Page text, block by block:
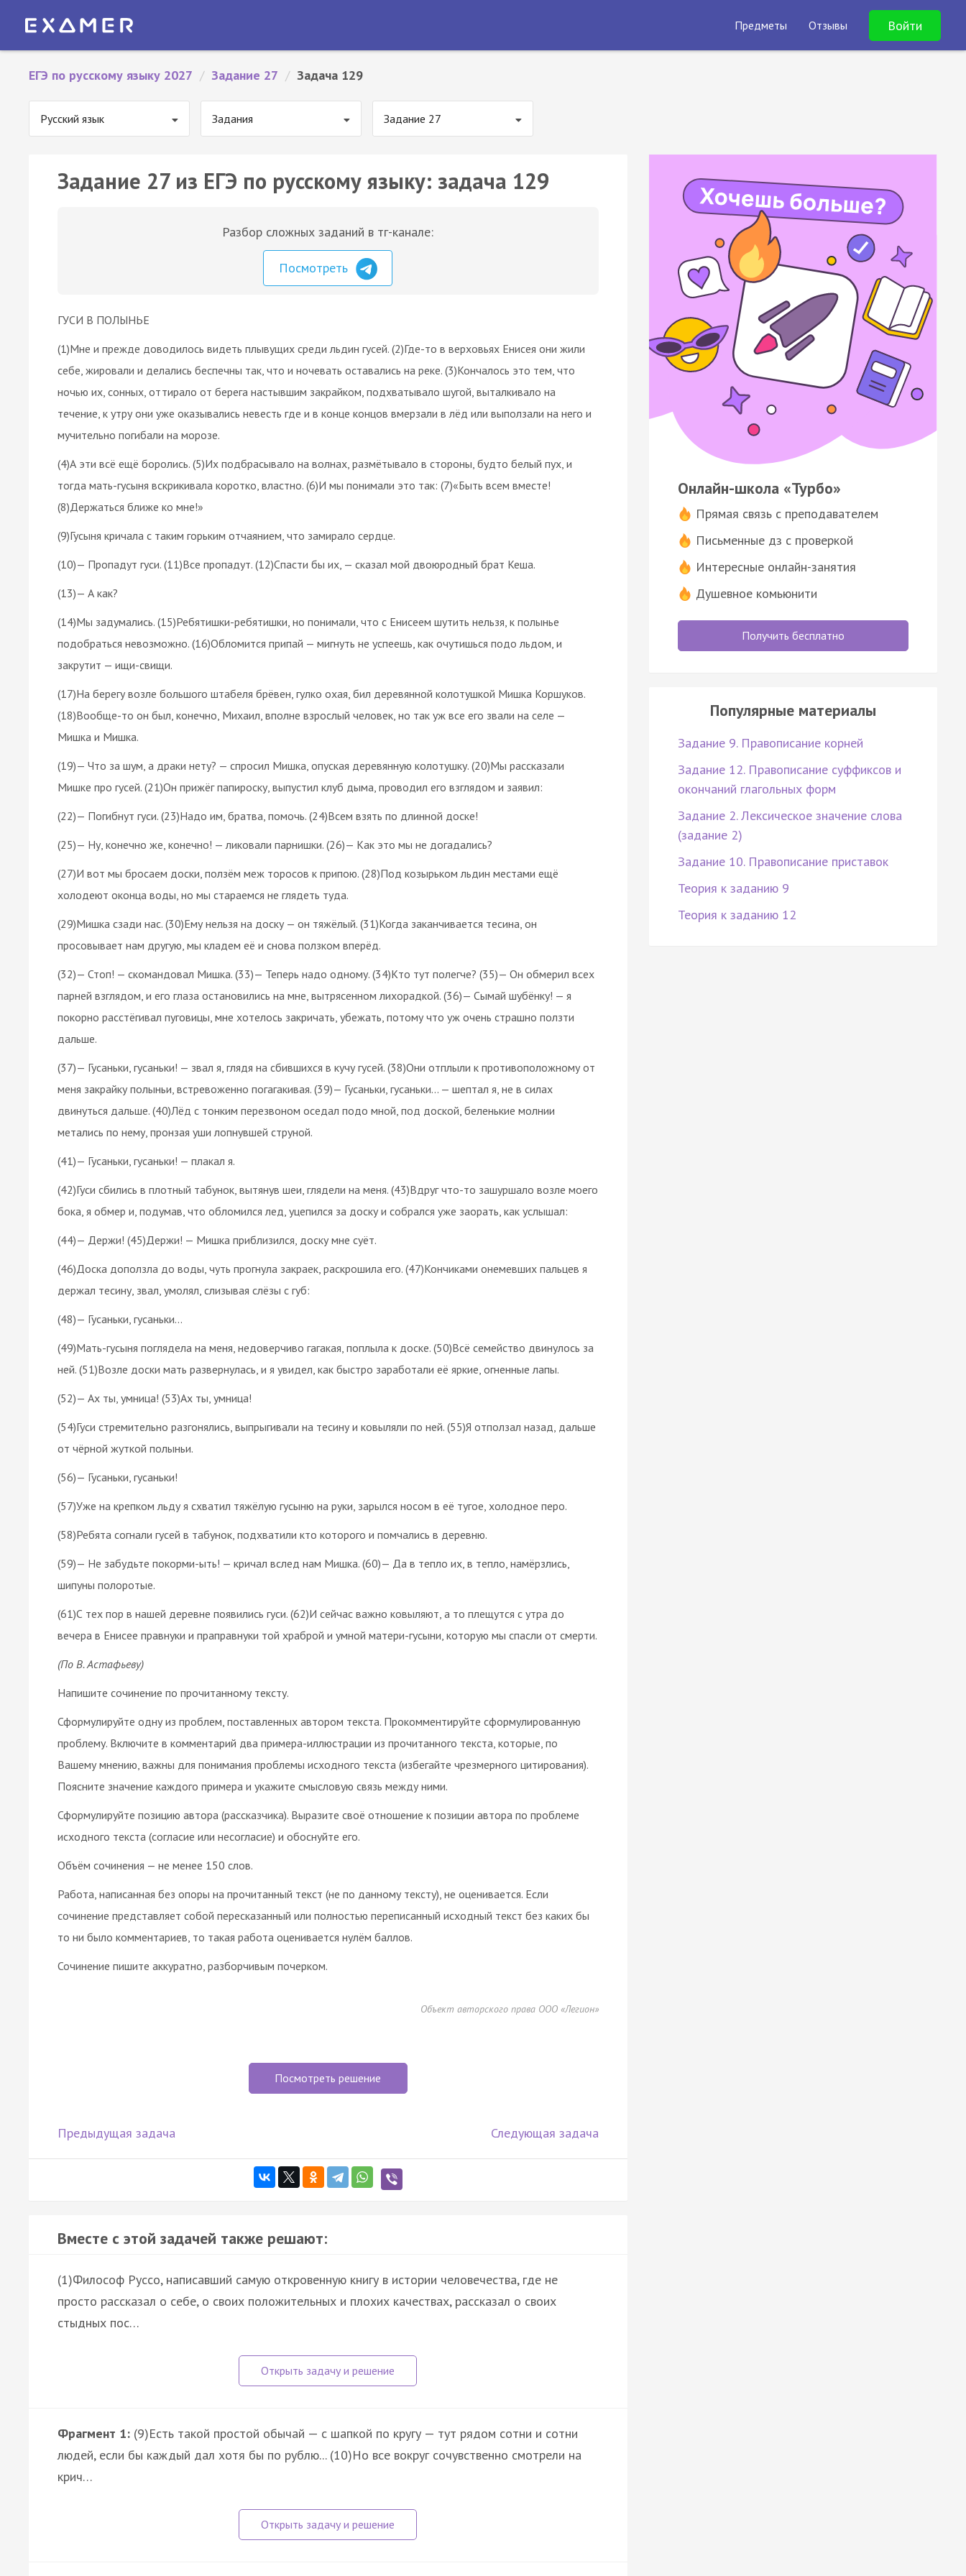
Предметы Отзывы Войти
ЕГЭ по русскому языку 2027 / Задание 27 / Задача 129
Русский язык Задания Задание 27
Задание 27 из ЕГЭ по русскому языку: задача 129
Разбор сложных заданий в тг-канале:
Посмотреть
ГУСИ В ПОЛЫНЬЕ
(1)Мне и прежде доводилось видеть плывущих среди льдин гусей. (2)Где-то в верховьях Енисея они жили
себе, жировали и делались беспечны так, что и ночевать оставались на реке. (3)Кончалось это тем, что
ночью их, сонных, оттирало от берега настывшим закрайком, подхватывало шугой, выталкивало на
течение, к утру они уже оказывались невесть где и в конце концов вмерзали в лёд или выползали на него и
мучительно погибали на морозе.
(4)А эти всё ещё боролись. (5)Их подбрасывало на волнах, размётывало в стороны, будто белый пух, и
тогда мать-гусыня вскрикивала коротко, властно. (6)И мы понимали это так: (7)«Быть всем вместе!
(8)Держаться ближе ко мне!»
(9)Гусыня кричала с таким горьким отчаянием, что замирало сердце.
(10)— Пропадут гуси. (11)Все пропадут. (12)Спасти бы их, — сказал мой двоюродный брат Кеша.
(13)— А как?
(14)Мы задумались. (15)Ребятишки-ребятишки, но понимали, что с Енисеем шутить нельзя, к полынье
подобраться невозможно. (16)Обломится припай — мигнуть не успеешь, как очутишься подо льдом, и
закрутит — ищи-свищи.
(17)На берегу возле большого штабеля брёвен, гулко охая, бил деревянной колотушкой Мишка Коршуков.
(18)Вообще-то он был, конечно, Михаил, вполне взрослый человек, но так уж все его звали на селе —
Мишка и Мишка.
(19)— Что за шум, а драки нету? — спросил Мишка, опуская деревянную колотушку. (20)Мы рассказали
Мишке про гусей. (21)Он прижёг папироску, выпустил клуб дыма, проводил его взглядом и заявил:
(22)— Погибнут гуси. (23)Надо им, братва, помочь. (24)Всем взять по длинной доске!
(25)— Ну, конечно же, конечно! — ликовали парнишки. (26)— Как это мы не догадались?
(27)И вот мы бросаем доски, ползём меж торосов к припою. (28)Под козырьком льдин местами ещё
холодеют оконца воды, но мы стараемся не глядеть туда.
(29)Мишка сзади нас. (30)Ему нельзя на доску — он тяжёлый. (31)Когда заканчивается тесина, он
просовывает нам другую, мы кладем её и снова ползком вперёд.
(32)— Стоп! — скомандовал Мишка. (33)— Теперь надо одному. (34)Кто тут полегче? (35)— Он обмерил всех
парней взглядом, и его глаза остановились на мне, вытрясенном лихорадкой. (36)— Сымай шубёнку! — я
покорно расстёгивал пуговицы, мне хотелось закричать, убежать, потому что уж очень страшно ползти
дальше.
(37)— Гусаньки, гусаньки! — звал я, глядя на сбившихся в кучу гусей. (38)Они отплыли к противоположному от
меня закрайку полыньи, встревоженно погагакивая. (39)— Гусаньки, гусаньки... — шептал я, не в силах
двинуться дальше. (40)Лёд с тонким перезвоном оседал подо мной, под доской, беленькие молнии
метались по нему, пронзая уши лопнувшей струной.
(41)— Гусаньки, гусаньки! — плакал я.
(42)Гуси сбились в плотный табунок, вытянув шеи, глядели на меня. (43)Вдруг что-то зашуршало возле моего
бока, я обмер и, подумав, что обломился лед, уцепился за доску и собрался уже заорать, как услышал:
(44)— Держи! (45)Держи! — Мишка приблизился, доску мне суёт.
(46)Доска доползла до воды, чуть прогнула закраек, раскрошила его. (47)Кончиками онемевших пальцев я
держал тесину, звал, умолял, слизывая слёзы с губ:
(48)— Гусаньки, гусаньки...
(49)Мать-гусыня поглядела на меня, недоверчиво гагакая, поплыла к доске. (50)Всё семейство двинулось за
ней. (51)Возле доски мать развернулась, и я увидел, как быстро заработали её яркие, огненные лапы.
(52)— Ах ты, умница! (53)Ах ты, умница!
(54)Гуси стремительно разгонялись, выпрыгивали на тесину и ковыляли по ней. (55)Я отползал назад, дальше
от чёрной жуткой полыньи.
(56)— Гусаньки, гусаньки!
(57)Уже на крепком льду я схватил тяжёлую гусыню на руки, зарылся носом в её тугое, холодное перо.
(58)Ребята согнали гусей в табунок, подхватили кто которого и помчались в деревню.
(59)— Не забудьте покорми-ыть! — кричал вслед нам Мишка. (60)— Да в тепло их, в тепло, намёрзлись,
шипуны полоротые.
(61)С тех пор в нашей деревне появились гуси. (62)И сейчас важно ковыляют, а то плещутся с утра до
вечера в Енисее правнуки и праправнуки той храброй и умной матери-гусыни, которую мы спасли от смерти.
(По В. Астафьеву)
Напишите сочинение по прочитанному тексту.
Сформулируйте одну из проблем, поставленных автором текста. Прокомментируйте сформулированную
проблему. Включите в комментарий два примера-иллюстрации из прочитанного текста, которые, по
Вашему мнению, важны для понимания проблемы исходного текста (избегайте чрезмерного цитирования).
Поясните значение каждого примера и укажите смысловую связь между ними.
Сформулируйте позицию автора (рассказчика). Выразите своё отношение к позиции автора по проблеме
исходного текста (согласие или несогласие) и обоснуйте его.
Объём сочинения — не менее 150 слов.
Работа, написанная без опоры на прочитанный текст (не по данному тексту), не оценивается. Если
сочинение представляет собой пересказанный или полностью переписанный исходный текст без каких бы
то ни было комментариев, то такая работа оценивается нулём баллов.
Сочинение пишите аккуратно, разборчивым почерком.
Объект авторского права ООО «Легион»
Посмотреть решение
Предыдущая задача Следующая задача
Вместе с этой задачей также решают:
(1)Философ Руссо, написавший самую откровенную книгу в истории человечества, где не
просто рассказал о себе, о своих положительных и плохих качествах, рассказал о своих
стыдных пос…
Фрагмент 1: (9)Есть такой простой обычай — с шапкой по кругу — тут рядом сотни и сотни
людей, если бы каждый дал хотя бы по рублю... (10)Но все вокруг сочувственно смотрели на
крич…
Онлайн-школа «Турбо»
Прямая связь с преподавателем
Письменные дз с проверкой
Интересные онлайн-занятия
Душевное комьюнити
Получить бесплатно
Популярные материалы
Задание 9. Правописание корней
Задание 12. Правописание суффиксов и
окончаний глагольных форм
Задание 2. Лексическое значение слова
(задание 2)
Задание 10. Правописание приставок
Теория к заданию 9
Теория к заданию 12